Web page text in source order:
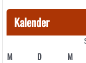
Kalender
M D M